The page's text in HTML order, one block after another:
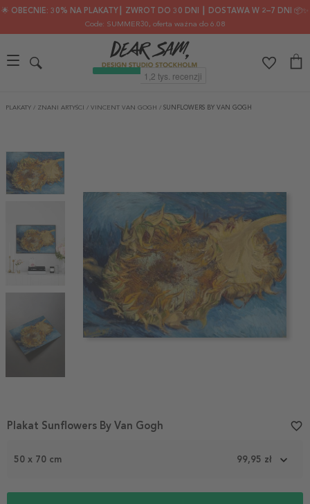
🌟 OBECNIE: 30% NA PLAKATY┃ ZWROT DO 30 DNI ┃ DOSTAWA W 2–7 DNI 📦✨
Code: SUMMER30, oferta ważna do 6.08
PLAKATY / ZNANI ARTYŚCI / VINCENT VAN GOGH / SUNFLOWERS BY VAN GOGH
Item
50 x 70 cm 99,95 zł
Plakat Sunflowers By Van Gogh favorite_border